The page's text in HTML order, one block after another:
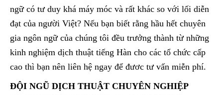
ngữ có tư duy khá máy móc và rất khác so với lối diễn
đạt của người Việt? Nếu bạn biết rằng hầu hết chuyên
gia ngôn ngữ của chúng tôi đều trưởng thành từ những
kinh nghiệm dịch thuật tiếng Hàn cho các tổ chức cấp
cao thì bạn nên liên hệ ngay để đươc tư vấn miễn phí.
ĐỘI NGŨ DỊCH THUẬT CHUYÊN NGHIỆP